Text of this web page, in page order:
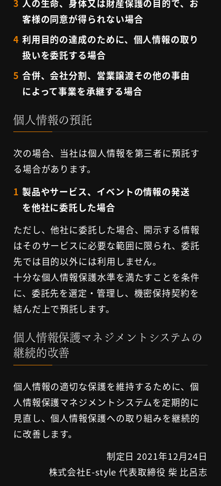
人の生命、身体又は財産保護の目的で、お
客様の同意が得られない場合
利用目的の達成のために、個人情報の取り
扱いを委託する場合
合併、会社分割、営業譲渡その他の事由
によって事業を承継する場合
個人情報の預託
次の場合、当社は個人情報を第三者に預託す
る場合があります。
製品やサービス、イベントの情報の発送
を他社に委託した場合
ただし、他社に委託した場合、開示する情報
はそのサービスに必要な範囲に限られ、委託
先では目的以外には利用しません。
十分な個人情報保護水準を満たすことを条件
に、委託先を選定・管理し、機密保持契約を
結んだ上で預託します。
個人情報保護マネジメントシステムの
継続的改善
個人情報の適切な保護を維持するために、個
人情報保護マネジメントシステムを定期的に
見直し、個人情報保護への取り組みを継続的
に改善します。
制定日 2021年12月24日
株式会社E-style 代表取締役 柴 比呂志